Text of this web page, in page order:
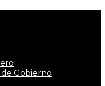
Gobierno